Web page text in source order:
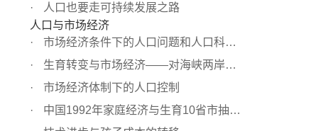
人口也要走可持续发展之路
人口与市场经济
市场经济条件下的人口问题和人口科学研究
生育转变与市场经济——对海峡两岸有关人口现象的分析
市场经济体制下的人口控制
中国1992年家庭经济与生育10省市抽样调查报告